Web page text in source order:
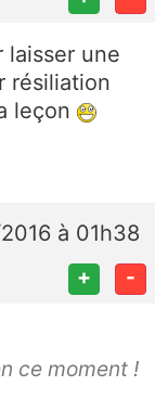
laisser une
résiliation
leçon
à 01h38
+ -
ce moment !